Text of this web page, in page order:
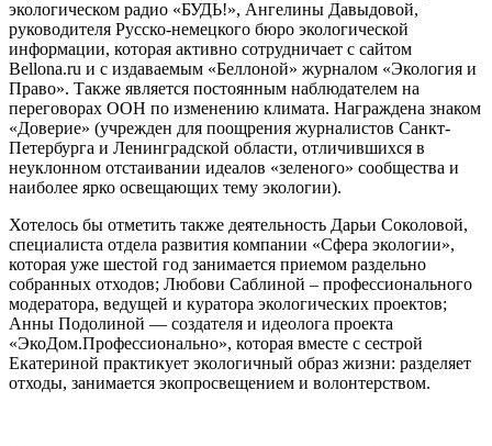
экологическом радио «БУДЬ!», Ангелины Давыдовой,
руководителя Русско-немецкого бюро экологической
информации, которая активно сотрудничает с сайтом
Bellona.ru и с издаваемым «Беллоной» журналом «Экология и
Право». Также является постоянным наблюдателем на
переговорах ООН по изменению климата. Награждена знаком
«Доверие» (учрежден для поощрения журналистов Санкт-
Петербурга и Ленинградской области, отличившихся в
неуклонном отстаивании идеалов «зеленого» сообщества и
наиболее ярко освещающих тему экологии).
Хотелось бы отметить также деятельность Дарьи Соколовой,
специалиста отдела развития компании «Сфера экологии»,
которая уже шестой год занимается приемом раздельно
собранных отходов; Любови Саблиной – профессионального
модератора, ведущей и куратора экологических проектов;
Анны Подолиной — создателя и идеолога проекта
«ЭкоДом.Профессионально», которая вместе с сестрой
Екатериной практикует экологичный образ жизни: разделяет
отходы, занимается экопросвещением и волонтерством.